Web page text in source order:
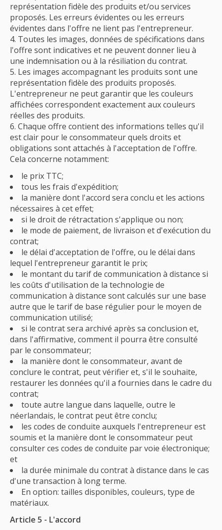
représentation fidèle des produits et/ou services
proposés. Les erreurs évidentes ou les erreurs
évidentes dans l'offre ne lient pas l'entrepreneur.
Toutes les images, données de spécifications dans
l'offre sont indicatives et ne peuvent donner lieu à
une indemnisation ou à la résiliation du contrat.
Les images accompagnant les produits sont une
représentation fidèle des produits proposés.
L'entrepreneur ne peut garantir que les couleurs
affichées correspondent exactement aux couleurs
réelles des produits.
Chaque offre contient des informations telles qu'il
est clair pour le consommateur quels droits et
obligations sont attachés à l'acceptation de l'offre.
Cela concerne notamment:
le prix TTC;
tous les frais d'expédition;
la manière dont l'accord sera conclu et les actions
nécessaires à cet effet;
si le droit de rétractation s'applique ou non;
le mode de paiement, de livraison et d'exécution du
contrat;
le délai d'acceptation de l'offre, ou le délai dans
lequel l'entrepreneur garantit le prix;
le montant du tarif de communication à distance si
les coûts d'utilisation de la technologie de
communication à distance sont calculés sur une base
autre que le tarif de base régulier pour le moyen de
communication utilisé;
si le contrat sera archivé après sa conclusion et,
dans l'affirmative, comment il pourra être consulté
par le consommateur;
la manière dont le consommateur, avant de
conclure le contrat, peut vérifier et, s'il le souhaite,
restaurer les données qu'il a fournies dans le cadre du
contrat;
toute autre langue dans laquelle, outre le
néerlandais, le contrat peut être conclu;
les codes de conduite auxquels l'entrepreneur est
soumis et la manière dont le consommateur peut
consulter ces codes de conduite par voie électronique;
et
la durée minimale du contrat à distance dans le cas
d'une transaction à long terme.
En option: tailles disponibles, couleurs, type de
matériaux.
Article 5 - L'accord